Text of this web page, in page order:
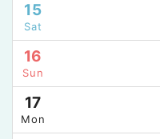
15
Sat
16
Sun
17
Mon